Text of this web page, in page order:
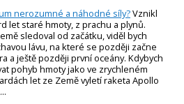
nerozumné a náhodné síly?Vznikl
let staré hmoty, z prachu a plynů.
sledoval od začátku, viděl bych
lávu, na které se později začne
a ještě později první oceány. Kdybych
pohyb hmoty jako ve zrychleném
let ze Země vyletí raketa Apollo